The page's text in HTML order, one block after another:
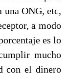
una ONG, etc,
a modo
es lo
mucho
con el dinero